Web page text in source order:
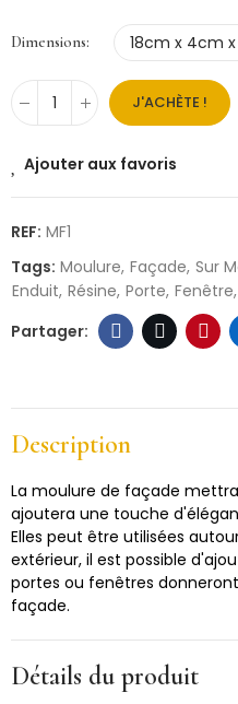
Dimensions
J'ACHÈTE !
Ajouter aux favoris
REF: MF1
Tags: Moulure Façade Sur
Enduit Résine Porte Fenêtre
Description
La moulure de façade
ajoutera une touche
Elles peut être utilisées
extérieur, il est possible
portes ou fenêtres
façade.
Détails du produit